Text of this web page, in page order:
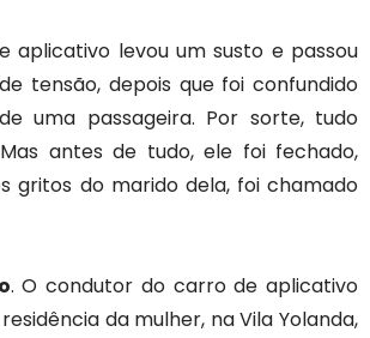
aplicativo levou um susto e passou
tensão, depois que foi confundido
uma passageira. Por sorte, tudo
antes de tudo, ele foi fechado,
gritos do marido dela, foi chamado
. O condutor do carro de aplicativo
da mulher, na Vila Yolanda,